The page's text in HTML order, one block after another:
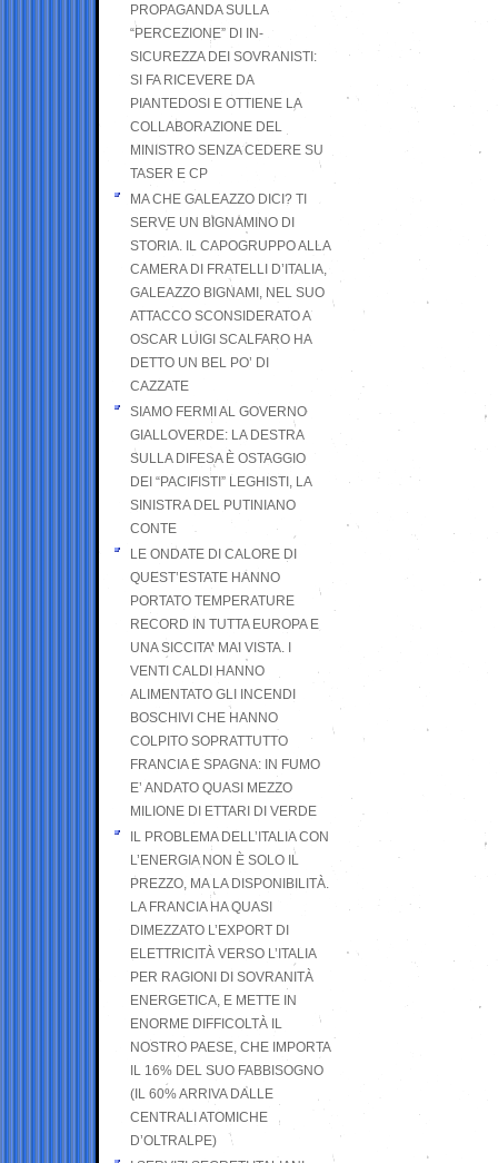
PROPAGANDA SULLA
“PERCEZIONE” DI IN-
SICUREZZA DEI SOVRANISTI:
SI FA RICEVERE DA
PIANTEDOSI E OTTIENE LA
COLLABORAZIONE DEL
MINISTRO SENZA CEDERE SU
TASER E CP
MA CHE GALEAZZO DICI? TI
SERVE UN BIGNAMINO DI
STORIA. IL CAPOGRUPPO ALLA
CAMERA DI FRATELLI D’ITALIA,
GALEAZZO BIGNAMI, NEL SUO
ATTACCO SCONSIDERATO A
OSCAR LUIGI SCALFARO HA
DETTO UN BEL PO’ DI
CAZZATE
SIAMO FERMI AL GOVERNO
GIALLOVERDE: LA DESTRA
SULLA DIFESA È OSTAGGIO
DEI “PACIFISTI” LEGHISTI, LA
SINISTRA DEL PUTINIANO
CONTE
LE ONDATE DI CALORE DI
QUEST’ESTATE HANNO
PORTATO TEMPERATURE
RECORD IN TUTTA EUROPA E
UNA SICCITA’ MAI VISTA. I
VENTI CALDI HANNO
ALIMENTATO GLI INCENDI
BOSCHIVI CHE HANNO
COLPITO SOPRATTUTTO
FRANCIA E SPAGNA: IN FUMO
E’ ANDATO QUASI MEZZO
MILIONE DI ETTARI DI VERDE
IL PROBLEMA DELL’ITALIA CON
L’ENERGIA NON È SOLO IL
PREZZO, MA LA DISPONIBILITÀ.
LA FRANCIA HA QUASI
DIMEZZATO L’EXPORT DI
ELETTRICITÀ VERSO L’ITALIA
PER RAGIONI DI SOVRANITÀ
ENERGETICA, E METTE IN
ENORME DIFFICOLTÀ IL
NOSTRO PAESE, CHE IMPORTA
IL 16% DEL SUO FABBISOGNO
(IL 60% ARRIVA DALLE
CENTRALI ATOMICHE
D’OLTRALPE)